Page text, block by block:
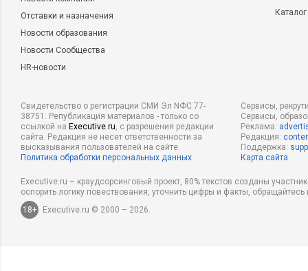
Отставки и назначения
Новости образования
Новости Сообщества
HR-новости
Свидетельство о регистрации СМИ Эл NФС 77-
38751. Републикация материалов - только со
ссылкой на Executive.ru, с разрешения редакции
сайта. Редакция не несет ответственности за
высказывания пользователей на сайте.
Политика обработки персональных данных
Сервисы,
Сервисы,
Реклама:
Редакция:
Поддержка:
Карта сайта
Executive.ru – краудсорсинговый проект, 80% текстов созданы
оспорить логику повествования, уточнить цифры и факты,
18+
Executive.ru © 2000 – 2026.